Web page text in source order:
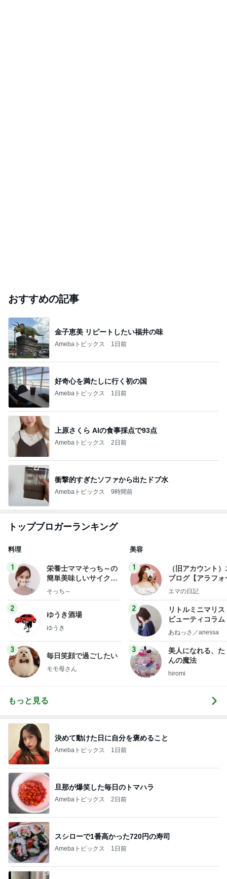
おすすめの記事
金子恵美 リピートしたい福井の味
Amebaトピックス 1日前
好奇心を満たしに行く初の国
Amebaトピックス 1日前
上原さくら AIの食事採点で93点
Amebaトピックス 2日前
衝撃的すぎたソファから出たドブ水
Amebaトピックス 9時間前
トップブロガーランキング
料理
1
栄養士ママそっち～の
簡単美味しいサイクル
献立
そっち～
2
ゆうき酒場
ゆうき
3
毎日笑顔で過ごしたい
モモ母さん
美容
1
（旧アカウント
ブログ【アラフォ
社売却セカンドラ
エマの日記
2
リトルミニマリス
ビューティコラ
little
あねっさ／anessa
3
美人になれる、た
んの魔法
hiromi
もっと見る
決めて動けた日に自分を褒めること
Amebaトピックス 1日前
旦那が爆笑した毎日のトマハラ
Amebaトピックス 2日前
スシローで1番高かった720円の寿司
Amebaトピックス 1日前